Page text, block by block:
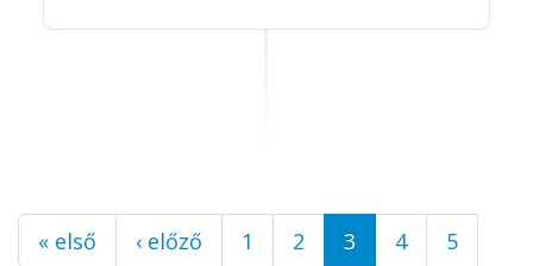
Oldalak
« első ‹ előző 1 2 3 4
5